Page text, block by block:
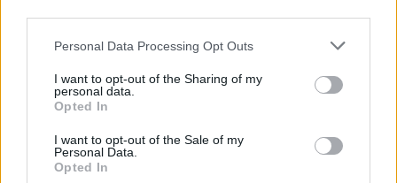
Please note that this website/app uses one or more Google
not limited to your visit or usage behaviour. You may click to
grant or deny consent to Google and its third-party tags to
use your data for below specified purposes in below Google
consent section.
Personal Data Processing Opt Outs
I want to opt-out of the Sharing of my
personal data.
Opted In
I want to opt-out of the Sale of my
Personal Data.
Opted In
Mogą Cię zainteresować również hasła
rżnąć